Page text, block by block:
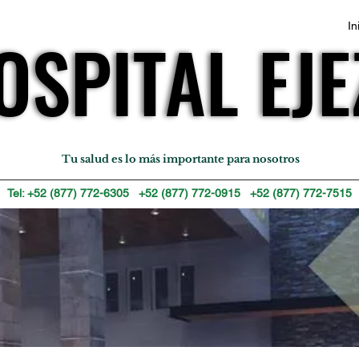
Tu salud es lo más importante para nosotros
Tel: +52 (877) 772-6305 +52 (877) 772-0915 +52 (877) 772-7515